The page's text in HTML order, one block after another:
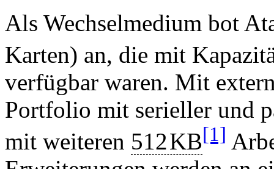
Als Wechselmedium bot
Karten) an, die mit
verfügbar waren. Mit
Portfolio mit serieller und
mit weiteren 512KB[1]